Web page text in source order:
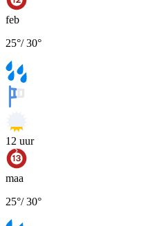
feb
25°/30°
12 uur
maa
25°/30°